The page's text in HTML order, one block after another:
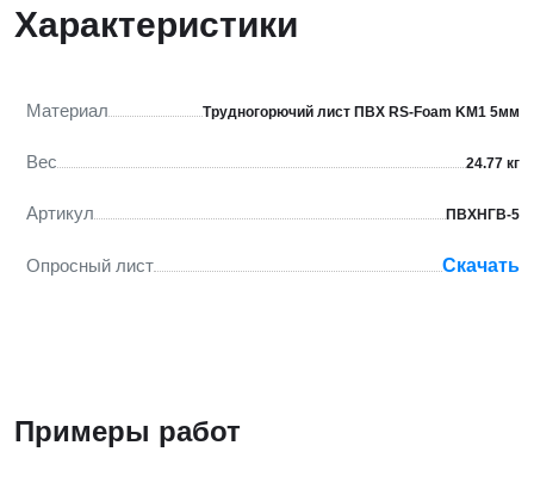
Характеристики
Материал Трудногорючий лист ПВХ RS-Foam KM1 5мм
Вес 24.77 кг
Артикул ПВХНГВ-5
Опросный лист Скачать
Примеры работ